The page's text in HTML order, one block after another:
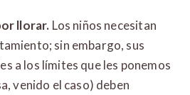
llorar. Los niños necesitan
sin embargo, sus
a los límites que les ponemos
venido el caso) deben